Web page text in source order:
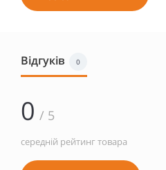
Відгуків 0
0 / 5
середній рейтинг товара